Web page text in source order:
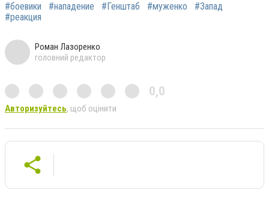
#боевики #нападение #Генштаб #муженко
#Запад
#реакция
Роман Лазоренко
головний редактор
0,0
Авторизуйтесь, щоб оцінити